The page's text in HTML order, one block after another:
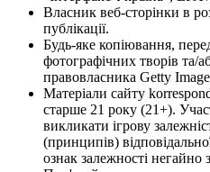
Власник веб-сторінки в
публікації.
Будь-яке копіювання,
фотографічних творів та/
правовласника Getty
Матеріали сайту
старше 21 року (21+).
викликати ігрову
(принципів)
ознак залежності негайно